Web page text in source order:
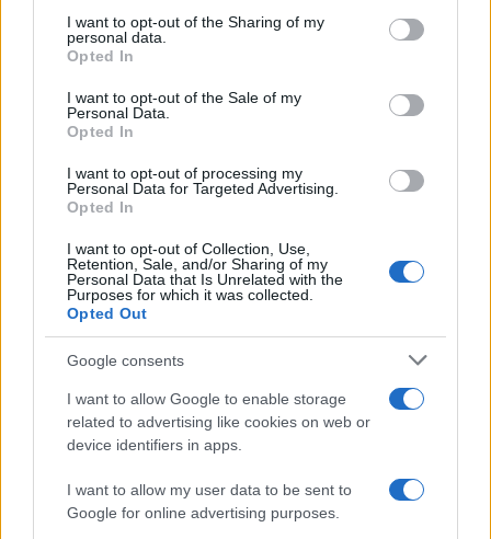
not limited to your visit or usage behaviour. You may click to
grant or deny consent to Google and its third-party tags to
use your data for below specified purposes in below Google
consent section.
I want to opt-out of the Sharing of my
personal data.
Opted In
I want to opt-out of the Sale of my
Personal Data.
Opted In
I want to opt-out of processing my
Personal Data for Targeted Advertising.
Opted In
I want to opt-out of Collection, Use,
Retention, Sale, and/or Sharing of my
Personal Data that Is Unrelated with the
Purposes for which it was collected.
Opted Out
Google consents
I want to allow Google to enable storage
related to advertising like cookies on web or
device identifiers in apps.
I want to allow my user data to be sent to
Google for online advertising purposes.
Los coches más buscados
Con el objetivo de determinar cuáles son…
AUTOMOVIL